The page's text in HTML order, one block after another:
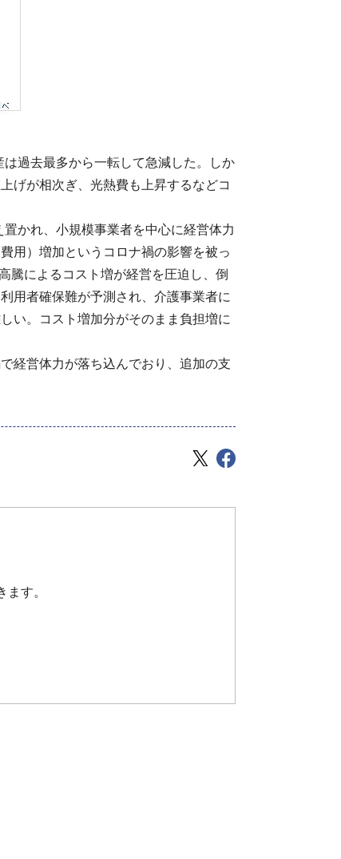
過去最多から一転して急減した。しか
げが相次ぎ、光熱費も上昇するなどコ
かれ、小規模事業者を中心に経営体力
用）増加というコロナ禍の影響を被っ
騰によるコスト増が経営を圧迫し、倒
用者確保難が予測され、介護事業者に
。コスト増加分がそのまま負担増に
経営体力が落ち込んでおり、追加の支
す。